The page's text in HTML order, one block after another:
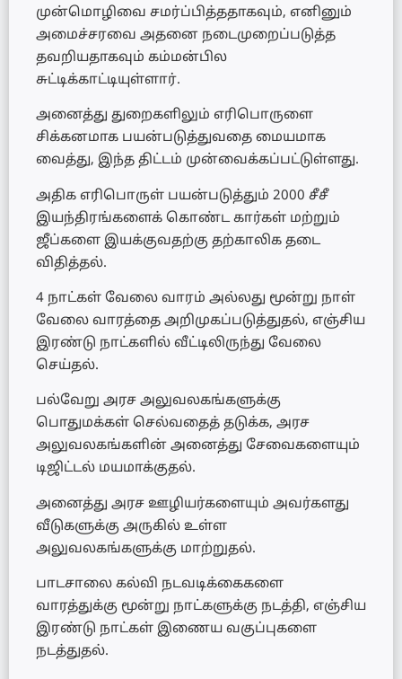
முன்மொழிவை சமர்ப்பித்ததாகவும், எனினும்
அமைச்சரவை அதனை நடைமுறைப்படுத்த
தவறியதாகவும் கம்மன்பில
சுட்டிக்காட்டியுள்ளார்.
அனைத்து துறைகளிலும் எரிபொருளை
சிக்கனமாக பயன்படுத்துவதை மையமாக
வைத்து, இந்த திட்டம் முன்வைக்கப்பட்டுள்ளது.
அதிக எரிபொருள் பயன்படுத்தும் 2000 சீசீ
இயந்திரங்களைக் கொண்ட கார்கள் மற்றும்
ஜீப்களை இயக்குவதற்கு தற்காலிக தடை
விதித்தல்.
4 நாட்கள் வேலை வாரம் அல்லது மூன்று நாள்
வேலை வாரத்தை அறிமுகப்படுத்துதல், எஞ்சிய
இரண்டு நாட்களில் வீட்டிலிருந்து வேலை
செய்தல்.
பல்வேறு அரச அலுவலகங்களுக்கு
பொதுமக்கள் செல்வதைத் தடுக்க, அரச
அலுவலகங்களின் அனைத்து சேவைகளையும்
டிஜிட்டல் மயமாக்குதல்.
அனைத்து அரச ஊழியர்களையும் அவர்களது
வீடுகளுக்கு அருகில் உள்ள
அலுவலகங்களுக்கு மாற்றுதல்.
பாடசாலை கல்வி நடவடிக்கைகளை
வாரத்துக்கு மூன்று நாட்களுக்கு நடத்தி, எஞ்சிய
இரண்டு நாட்கள் இணைய வகுப்புகளை
நடத்துதல்.